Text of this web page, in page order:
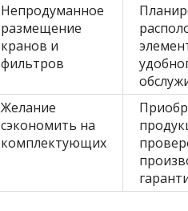
Непродуманное
размещение
кранов и
фильтров
Желание
сэкономить на
комплектующих